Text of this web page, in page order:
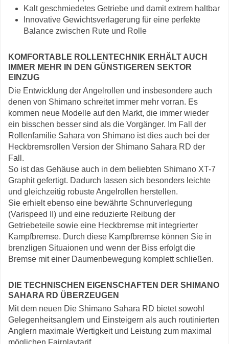
Kalt geschmiedetes Getriebe und damit extrem haltbar
Innovative Gewichtsverlagerung für eine perfekte
Balance zwischen Rute und Rolle
KOMFORTABLE ROLLENTECHNIK ERHÄLT AUCH
IMMER MEHR IN DEN GÜNSTIGEREN SEKTOR
EINZUG
Die Entwicklung der Angelrollen und insbesondere auch
denen von Shimano schreitet immer mehr vorran. Es
kommen neue Modelle auf den Markt, die immer wieder
ein bisschen besser sind als die Vorgänger. Im Fall der
Rollenfamilie Sahara von Shimano ist dies auch bei der
Heckbremsrollen Version der Shimano Sahara RD der
Fall.
So ist das Gehäuse auch in dem beliebten Shimano XT-7
Graphit gefertigt. Dadurch lassen sich besonders leichte
und gleichzeitig robuste Angelrollen herstellen.
Sie erhielt ebenso eine bewährte Schnurverlegung
(Varispeed II) und eine reduzierte Reibung der
Getriebeteile sowie eine Heckbremse mit integrierter
Kampfbremse. Durch diese Kampfbremse können Sie in
brenzligen Situaionen und wenn der Biss erfolgt die
Bremse mit einer Daumenbewegung komplett schließen.
DIE TECHNISCHEN EIGENSCHAFTEN DER SHIMANO
SAHARA RD ÜBERZEUGEN
Mit dem neuen Die Shimano Sahara RD bietet sowohl
Gelegenheitsanglern und Einsteigern als auch routinierten
Anglern maximale Wertigkeit und Leistung zum maximal
möglichen Fairplaytarif.